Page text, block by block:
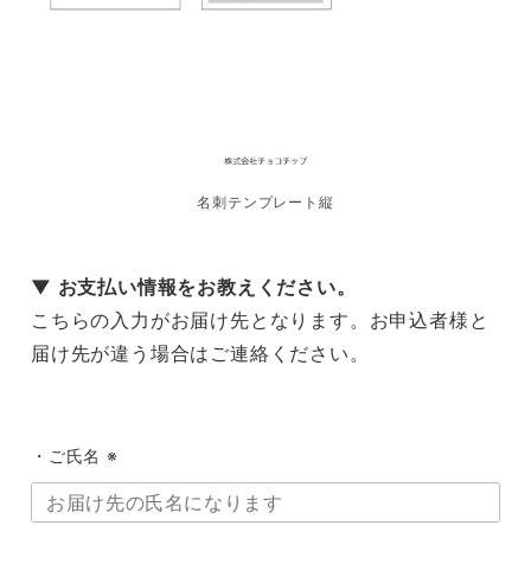
名刺テンプレート縦
▼ お支払い情報をお教えください。
こちらの入力がお届け先となります。お申込者様と
届け先が違う場合はご連絡ください。
・ご氏名 ※